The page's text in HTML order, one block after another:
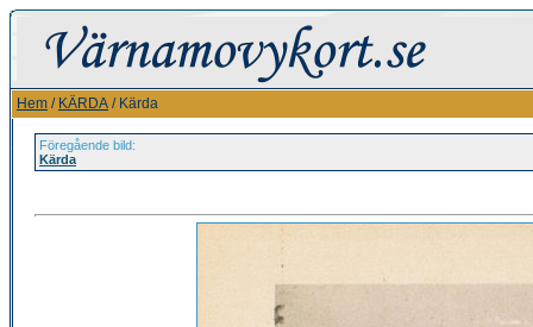
Hem / KÄRDA / Kärda
Föregående bild:
Kärda